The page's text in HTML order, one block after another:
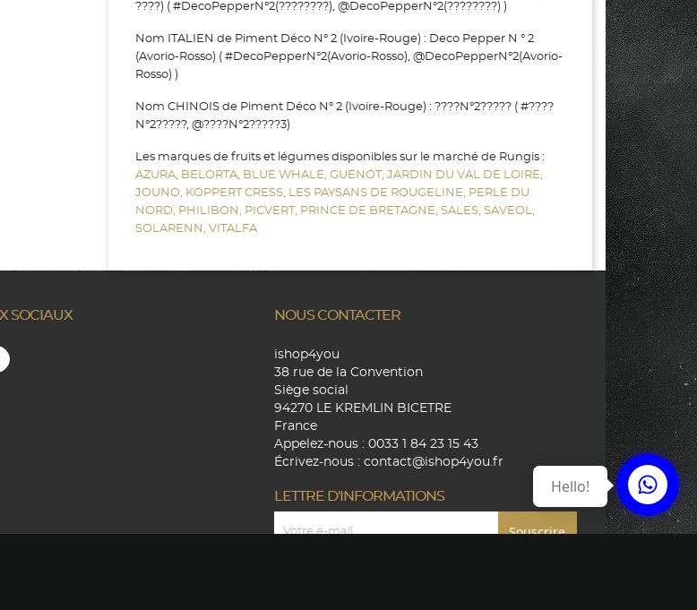
????) ( #DecoPepperN°2(????????), @DecoPepperN°2(????????) )
Nom ITALIEN de Piment Déco N° 2 (Ivoire-Rouge) : Deco Pepper N ° 2
(Avorio-Rosso) ( #DecoPepperN°2(Avorio-Rosso), @DecoPepperN°2(Avorio-
Rosso) )
Nom CHINOIS de Piment Déco N° 2 (Ivoire-Rouge) : ????N°2????? ( #????
N°2?????, @????N°2?????3)
Les marques de fruits et légumes disponibles sur le marché de Rungis :
AZURA, BELORTA, BLUE WHALE, GUENOT, JARDIN DU VAL DE LOIRE,
JOUNO, KOPPERT CRESS, LES PAYSANS DE ROUGELINE, PERLE DU
NORD, PHILIBON, PICVERT, PRINCE DE BRETAGNE, SALES, SAVEOL,
SOLARENN, VITALFA
SOCIAUX NOUS CONTACTER
ishop4you
38 rue de la Convention
Siège social
94270 LE KREMLIN BICETRE
France
Appelez-nous : 0033 1 84 23 15 43
Écrivez-nous : contact@ishop4you.fr
LETTRE D'INFORMATIONS Hello!